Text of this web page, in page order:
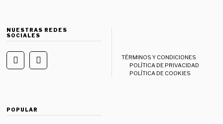
NUESTRAS REDES
SOCIALES
TÉRMINOS Y CONDICIONES
POLÍTICA DE PRIVACIDAD
POLÍTICA DE COOKIES
POPULAR